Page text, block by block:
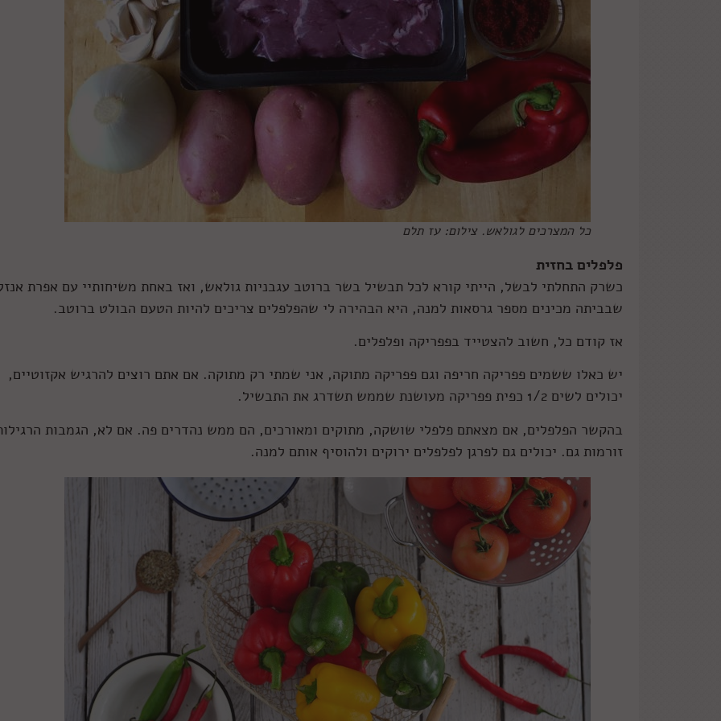
כל המצרכים לגולאש. צילום: עז תלם
פלפלים בחזית
כשרק התחלתי לבשל, הייתי קורא לכל תבשיל בשר ברוטב עגבניות גולאש, ואז באחת משיחותיי עם אפרת
שבביתה מכינים מספר גרסאות למנה, היא הבהירה לי שהפלפלים צריכים להיות הטעם הבולט ברוטב.
אז קודם כל, חשוב להצטייד בפפריקה ופלפלים.
יש כאלו ששמים פפריקה חריפה וגם פפריקה מתוקה, אני שמתי רק מתוקה. אם אתם רוצים להרגיש אקזוטיים,
יכולים לשים 1/2 כפית פפריקה מעושנת שממש תשדרג את התבשיל.
בהקשר הפלפלים, אם מצאתם פלפלי שושקה, מתוקים ומאורכים, הם ממש נהדרים פה. אם לא, הגמבות
זורמות גם. יכולים גם לפרגן לפלפלים ירוקים ולהוסיף אותם למנה.